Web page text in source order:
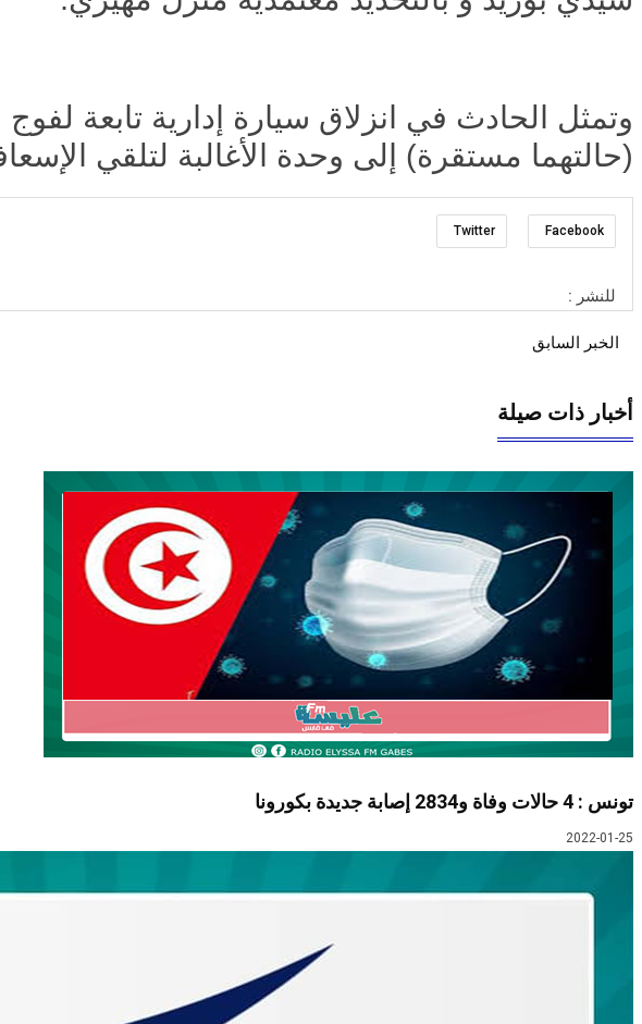
وتمثل الحادث في انزلاق سيارة إدارية تابعة
(حالتهما مستقرة) إلى وحدة الأغالبة لتلقي
Facebook
Twitter
للنشر :
الخبر السابق
أخبار ذات صيلة
تونس : 4 حالات وفاة و2834 إصابة جديدة بكورونا
2022-01-25